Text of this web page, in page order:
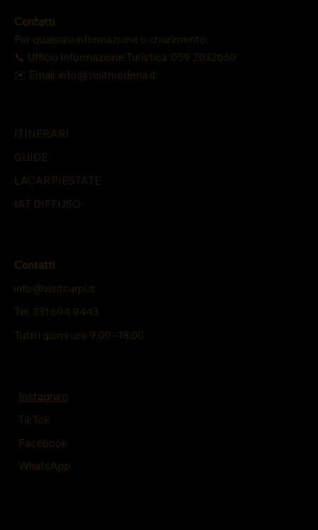
Contatti
Per qualsiasi informazione o chiarimento:
📞 Ufficio Informazione Turistica: 059 2032660
✉️ Email: info@visitmodena.it
ITINERARI
GUIDE
LACARPIESTATE
IAT DIFFUSO
Instagram
TikTok
Facebook
WhatsApp
Contatti
info@visitcarpi.it
Tel. 331 694 9443
Tutti i giorni ore 9.00 –18.00